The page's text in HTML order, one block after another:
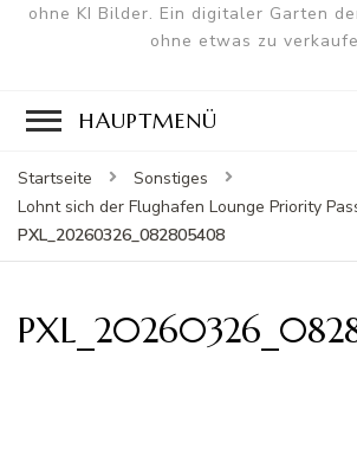
ohne KI Bilder. Ein digitaler Garten
ohne etwas zu
HAUPTMENÜ
Startseite
Sonstiges
Lohnt sich der Flughafen Lounge Priority
PXL_20260326_082805408